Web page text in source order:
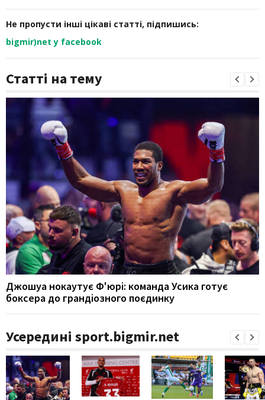
Не пропусти інші цікаві статті, підпишись:
bigmir)net у facebook
Статті на тему
Джошуа нокаутує Ф'юрі: команда Усика готує
боксера до грандіозного поєдинку
Усередині sport.bigmir.net